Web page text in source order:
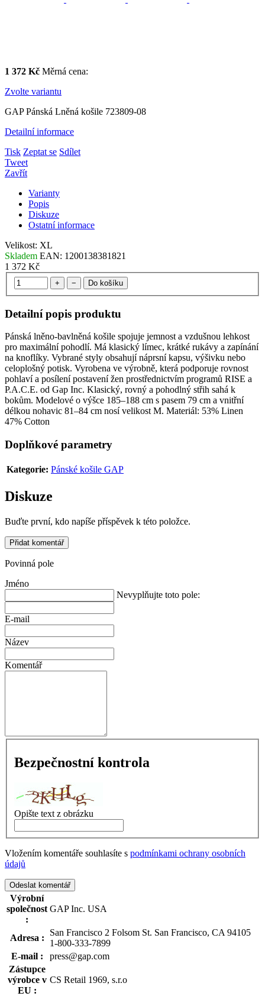
1 372 Kč Měrná cena:
Zvolte variantu
GAP Pánská Lněná košile 723809-08
Detailní informace
Tisk Zeptat se Sdílet
Tweet
Zavřít
Varianty
Popis
Diskuze
Ostatní informace
Velikost: XL
Skladem EAN: 1200138381821
1 372 Kč
+ − Do košíku
Detailní popis produktu
Pánská lněno-bavlněná košile spojuje jemnost a vzdušnou lehkost
pro maximální pohodlí. Má klasický límec, krátké rukávy a zapínání
na knoflíky. Vybrané styly obsahují náprsní kapsu, výšivku nebo
celoplošný potisk. Vyrobena ve výrobně, která podporuje rovnost
pohlaví a posílení postavení žen prostřednictvím programů RISE a
P.A.C.E. od Gap Inc. Klasický, rovný a pohodlný střih sahá k
bokům. Modelové o výšce 185–188 cm s pasem 79 cm a vnitřní
délkou nohavic 81–84 cm nosí velikost M. Materiál: 53% Linen
47% Cotton
Doplňkové parametry
Kategorie: Pánské košile GAP
Diskuze
Buďte první, kdo napíše příspěvek k této položce.
Přidat komentář
Povinná pole
Jméno
Nevyplňujte toto pole:
E-mail
Název
Komentář
Bezpečnostní kontrola
Opište text z obrázku
Vložením komentáře souhlasíte s podmínkami ochrany osobních
údajů
Odeslat komentář
Výrobní
společnost
:
GAP Inc. USA
Adresa :
San Francisco 2 Folsom St. San Francisco, CA 94105
1-800-333-7899
E-mail :
press@gap.com
Zástupce
výrobce v
EU :
CS Retail 1969, s.r.o